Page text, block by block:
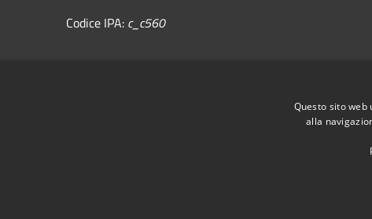
Codice IPA: c_c560
Questo sito
alla